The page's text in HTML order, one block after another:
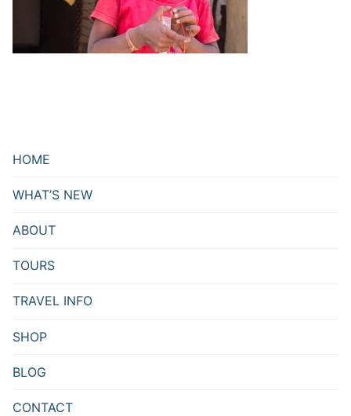
HOME
WHAT’S NEW
ABOUT
TOURS
TRAVEL INFO
SHOP
BLOG
CONTACT